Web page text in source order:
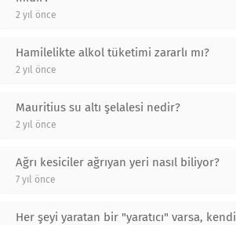
2 yıl önce
Hamilelikte alkol tüketimi zararlı mı?
2 yıl önce
Mauritius su altı şelalesi nedir?
2 yıl önce
Ağrı kesiciler ağrıyan yeri nasıl biliyor?
7 yıl önce
Her şeyi yaratan bir "yaratıcı" varsa,